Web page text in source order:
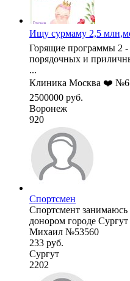
Ищу сурмаму 2,5
Горящие программы 2
порядочных и
...
Клиника Москва ❤️
2500000 руб.
Воронеж
920
Спортсмен
Спортсмент
донором городе
Михаил №53560
233 руб.
Сургут
2202